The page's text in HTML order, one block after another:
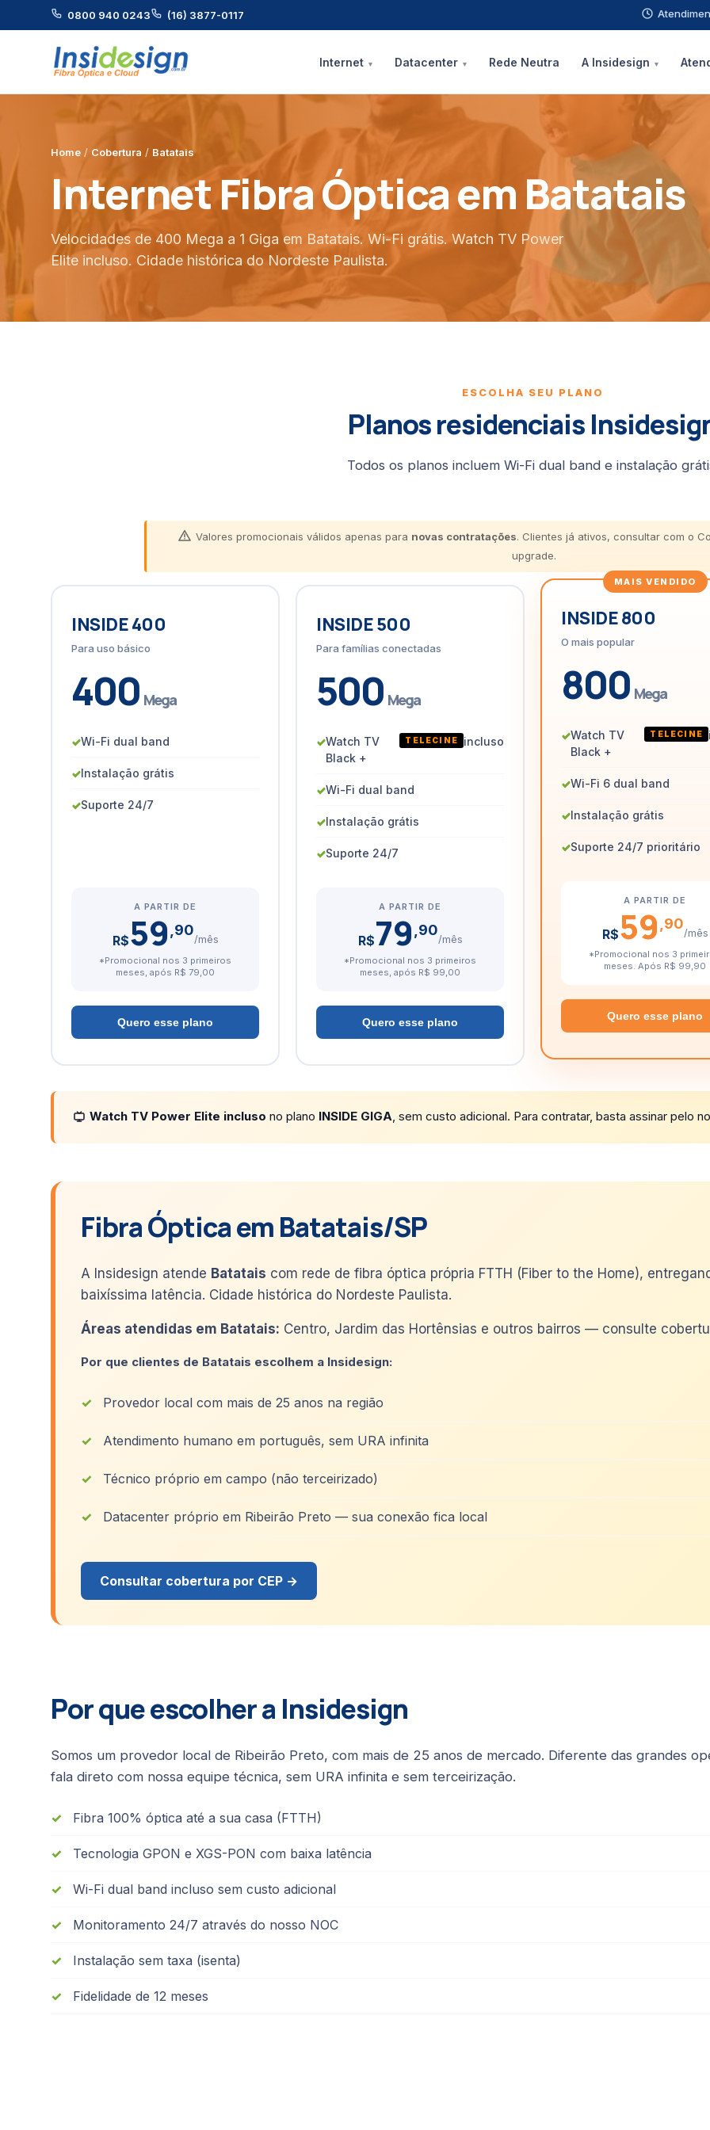
0800 940 0243 (16) 3877-0117
Internet Datacenter Rede Neutra A Insidesign
Home / Cobertura / Batatais
Internet Fibra Óptica em Batatais
Velocidades de 400 Mega a 1 Giga em Batatais. Wi-Fi grátis. Watch TV Power
Elite incluso. Cidade histórica do Nordeste Paulista.
ESCOLHA SEU PLANO
Planos residenciais
Todos os planos incluem Wi-Fi dual band e instalação
Valores promocionais válidos apenas para novas contratações. Clientes já ativos, consultar com o
upgrade.
INSIDE 400
Para uso básico
400 Mega
✓Wi-Fi dual band
✓Instalação grátis
✓Suporte 24/7
A PARTIR DE
R$59 ,90
/mês
*Promocional nos 3 primeiros
meses, após R$ 79,00
Quero esse plano
INSIDE 500
Para famílias conectadas
500 Mega
✓Watch TV
Black +
TELECINE incluso
✓Wi-Fi dual band
✓Instalação grátis
✓Suporte 24/7
A PARTIR DE
R$79 ,90
/mês
*Promocional nos 3 primeiros
meses, após R$ 99,00
Quero esse plano
INSIDE 800
O mais popular
800 Mega
✓Watch TV
Black +
TELECINE
✓Wi-Fi 6 dual band
✓Instalação grátis
✓Suporte 24/7 prioritário
A PARTIR DE
R$59 ,90
/mês
*Promocional nos 3
meses. Após R$ 99,90
Quero esse plano
Watch TV Power Elite incluso no plano INSIDE GIGA, sem custo adicional. Para contratar, basta assinar pelo
Fibra Óptica em Batatais/SP
A Insidesign atende Batatais com rede de fibra óptica própria FTTH (Fiber to the Home),
baixíssima latência. Cidade histórica do Nordeste Paulista.
Áreas atendidas em Batatais: Centro, Jardim das Hortênsias e outros bairros — consulte
Por que clientes de Batatais escolhem a Insidesign:
Provedor local com mais de 25 anos na região
Atendimento humano em português, sem URA infinita
Técnico próprio em campo (não terceirizado)
Datacenter próprio em Ribeirão Preto — sua conexão fica local
Consultar cobertura por CEP →
Por que escolher a Insidesign
Somos um provedor local de Ribeirão Preto, com mais de 25 anos de mercado. Diferente das grandes
fala direto com nossa equipe técnica, sem URA infinita e sem terceirização.
Fibra 100% óptica até a sua casa (FTTH)
Tecnologia GPON e XGS-PON com baixa latência
Wi-Fi dual band incluso sem custo adicional
Monitoramento 24/7 através do nosso NOC
Instalação sem taxa (isenta)
Fidelidade de 12 meses